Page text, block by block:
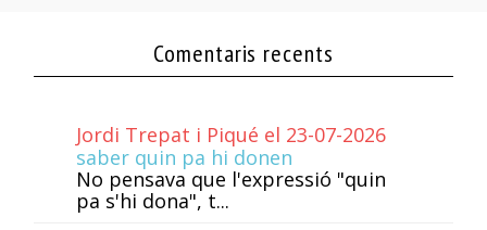
Comentaris recents
Jordi Trepat i Piqué el 23-07-2026
saber quin pa hi donen
No pensava que l'expressió "quin
pa s'hi dona", t...